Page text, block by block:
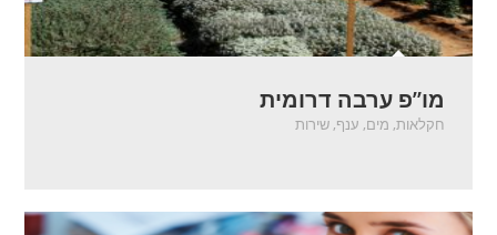
מו”פ ערבה דרומית
חקלאות, מים, ענף, שירות